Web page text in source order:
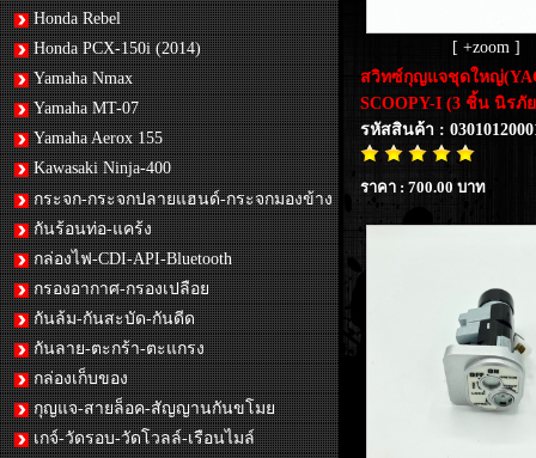
Honda Rebel
Honda PCX-150i (2014)
Yamaha Nmax
Yamaha MT-07
Yamaha Aerox 155
Kawasaki Ninja-400
กระจก-กระจกปลายแฮนด์-กระจกมองข้าง
กันร้อนท่อ-แคร้ง
กล่องไฟ-CDI-API-Bluetooth
กรองอากาศ-กรองเปลือย
กันล้ม-กันสะบัด-กันดีด
กันลาย-ตะกร้า-ตะแกรง
กล่องเก็บของ
กุญแจ-สายล็อค-สัญญานกันขโมย
เกจ์-วัดรอบ-วัดโวลล์-เรือนไมล์
[ +zoom ]
สวิทซ์กุญแจชุดใหญ่
SCOOPY-I (3 ชิ้น นิรภั
รหัสสินค้า :
ราคา : 700.00 บาท